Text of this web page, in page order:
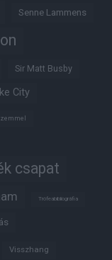
Senne Lammens
Sir Matt Busby
City
csapat
Trófeabibliográfia
Visszhang